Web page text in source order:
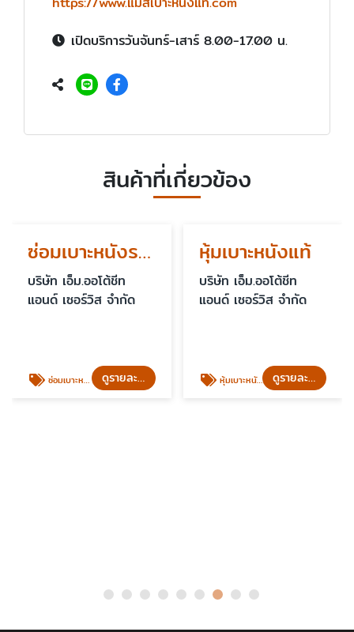
เปิดบริการวันจันทร์-เสาร์ 8.00-17.00 น.
สินค้าที่เกี่ยวข้อง
ซ่อมเบาะหนังรถยนต์ เฉพาะจุด
บริษัท เอ็ม.ออโต้ชีท
แอนด์ เซอร์วิส จำกัด
ซ่อมเบาะหนังรถยนต์ เฉพาะจุด ดูรายละเอียด
หุ้มเบาะหนังแท้
บริษัท เอ็ม.ออโต้ชีท
แอนด์ เซอร์วิส จำกัด
หุ้มเบาะหนังแท้ ดูรายละเอียด